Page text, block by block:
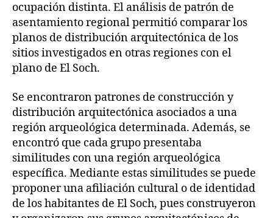
ocupación distinta. El análisis de patrón de
asentamiento regional permitió comparar los
planos de distribución arquitectónica de los
sitios investigados en otras regiones con el
plano de El Soch.
Se encontraron patrones de construcción y
distribución arquitectónica asociados a una
región arqueológica determinada. Además, se
encontró que cada grupo presentaba
similitudes con una región arqueológica
específica. Mediante estas similitudes se puede
proponer una afiliación cultural o de identidad
de los habitantes de El Soch, pues construyeron